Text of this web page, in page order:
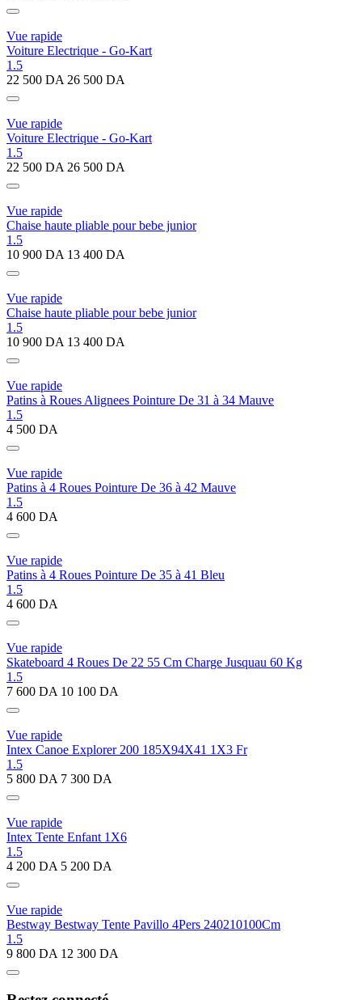
Vue rapide
Voiture Electrique - Go-Kart
1.5
22 500 DA 26 500 DA
Vue rapide
Voiture Electrique - Go-Kart
1.5
22 500 DA 26 500 DA
Vue rapide
Chaise haute pliable pour bebe junior
1.5
10 900 DA 13 400 DA
Vue rapide
Chaise haute pliable pour bebe junior
1.5
10 900 DA 13 400 DA
Vue rapide
Patins à Roues Alignees Pointure De 31 à 34 Mauve
1.5
4 500 DA
Vue rapide
Patins à 4 Roues Pointure De 36 à 42 Mauve
1.5
4 600 DA
Vue rapide
Patins à 4 Roues Pointure De 35 à 41 Bleu
1.5
4 600 DA
Vue rapide
Skateboard 4 Roues De 22 55 Cm Charge Jusquau 60 Kg
1.5
7 600 DA 10 100 DA
Vue rapide
Intex Canoe Explorer 200 185X94X41 1X3 Fr
1.5
5 800 DA 7 300 DA
Vue rapide
Intex Tente Enfant 1X6
1.5
4 200 DA 5 200 DA
Vue rapide
Bestway Bestway Tente Pavillo 4Pers 240210100Cm
1.5
9 800 DA 12 300 DA